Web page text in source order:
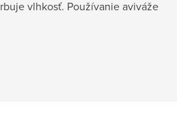
vlhkosť. Používanie aviváže